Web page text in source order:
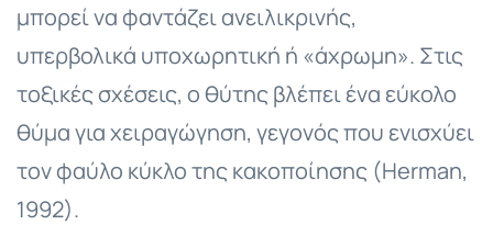
μπορεί να φαντάζει ανειλικρινής,
υπερβολικά υποχωρητική ή «άχρωμη». Στις
τοξικές σχέσεις, ο θύτης βλέπει ένα εύκολο
θύμα για χειραγώγηση, γεγονός που ενισχύει
τον φαύλο κύκλο της κακοποίησης (Herman,
1992).